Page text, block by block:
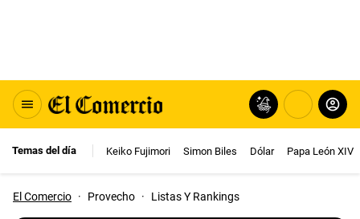
Temas del día Keiko Fujimori Simon Biles Dólar Papa León XIV
El Comercio · Provecho · Listas Y Rankings